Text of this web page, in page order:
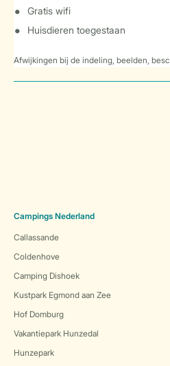
Gratis wifi
Huisdieren toegestaan
Afwijkingen bij de indeling, beelden,
Campings Nederland
Callassande
Coldenhove
Camping Dishoek
Kustpark Egmond aan Zee
Hof Domburg
Vakantiepark Hunzedal
Hunzepark